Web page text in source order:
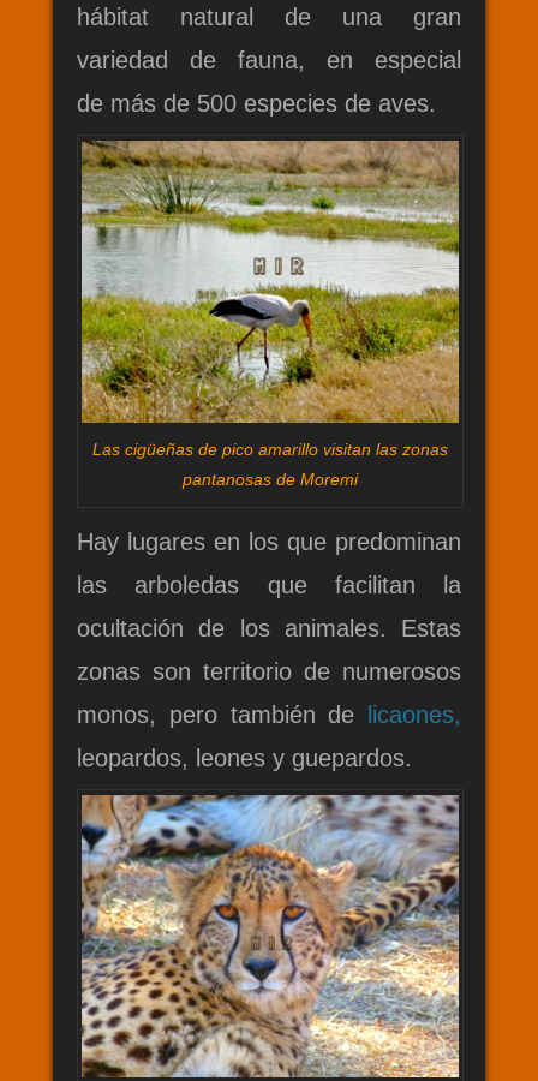
hábitat natural de una gran
variedad de fauna, en especial
de más de 500 especies de aves.
Las cigüeñas de pico amarillo visitan las zonas
pantanosas de Moremi
Hay lugares en los que predominan
las arboledas que facilitan la
ocultación de los animales. Estas
zonas son territorio de numerosos
monos, pero también de
licaones,
leopardos, leones y guepardos.